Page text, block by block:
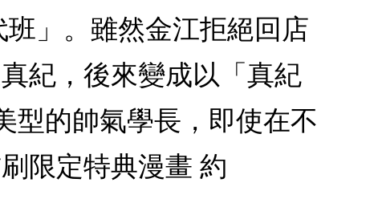
」。雖然金江拒絕回店
紀，後來變成以「真紀
的帥氣學長，即使在不
限定特典漫畫 約